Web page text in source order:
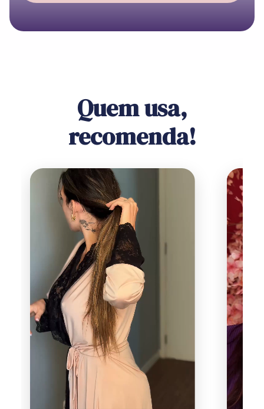
Quem usa,
recomenda!​